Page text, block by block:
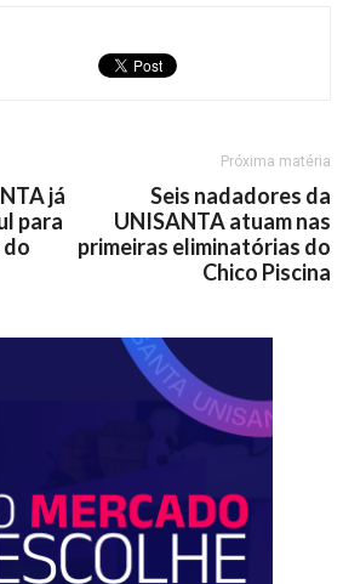
já
para
do
Próxima matéria
Seis nadadores da
UNISANTA atuam nas
primeiras eliminatórias do
Chico Piscina